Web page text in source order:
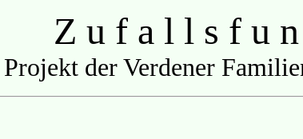
Z u f a l l s f u
der Verdener